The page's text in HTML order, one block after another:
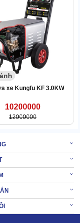
18E được rất nhiều
xe Kungfu KF 3.0KW
10200000
12000000